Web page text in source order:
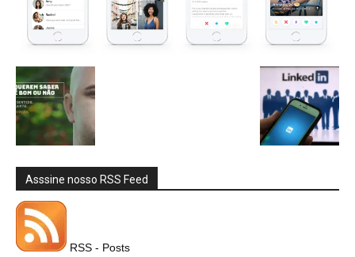
Asssine nosso RSS Feed
RSS - Posts